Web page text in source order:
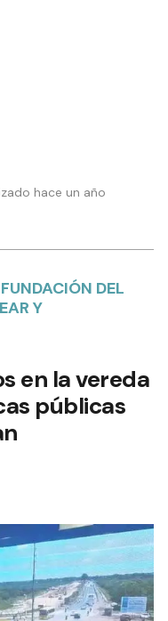
hace un año
DEL
Y
en la vereda
públicas